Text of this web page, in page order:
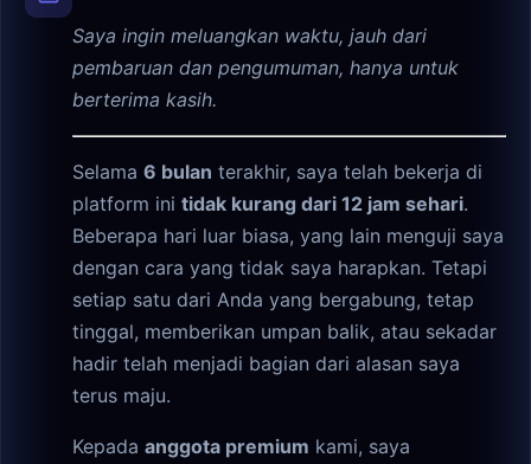
Saya ingin meluangkan waktu, jauh dari
pembaruan dan pengumuman, hanya untuk
berterima kasih.
Selama 6 bulan terakhir, saya telah bekerja di
platform ini tidak kurang dari 12 jam sehari.
Beberapa hari luar biasa, yang lain menguji saya
dengan cara yang tidak saya harapkan. Tetapi
setiap satu dari Anda yang bergabung, tetap
tinggal, memberikan umpan balik, atau sekadar
hadir telah menjadi bagian dari alasan saya
terus maju.
Kepada anggota premium kami, saya